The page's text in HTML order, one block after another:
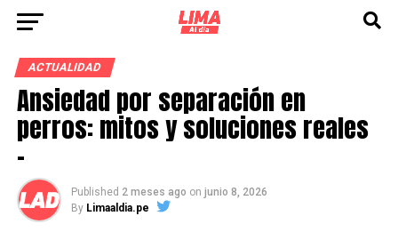
ACTUALIDAD
Ansiedad por separación en
perros: mitos y soluciones reales
–
Published 2 meses ago on junio 8, 2026
By Limaaldia.pe